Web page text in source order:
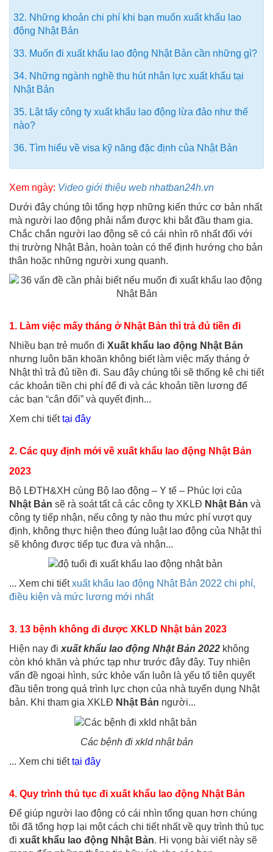
32. Những khoản chi phí khi bạn muốn xuất khẩu lao
động Nhật Bản
33. Muốn đi xuất khẩu lao động Nhật Bản cần những gì?
34. Những ngành nghề thu hút nhân lực xuất khẩu tại
Nhật Bản
35. Lật tẩy công ty xuất khẩu lao động lừa đảo như thế
nào?
36. Tìm hiểu về visa kỹ năng đặc định của Nhật Bản
Xem ngày: Video giới thiệu web nhatban24h.vn
Dưới đây chúng tôi tổng hợp những kiến thức cơ bản nhất
mà người lao động phải nắm được khi bắt đầu tham gia.
Chắc chắn người lao động sẽ có cái nhìn rõ nhất đối với
thị trường Nhật Bản, hoàn toàn có thể định hướng cho bản
thân hoặc những người xung quanh.
1. Làm việc mấy tháng ở Nhật Bản thì trả đủ tiền đi
Nhiều bạn trẻ muốn đi Xuất khẩu lao động Nhật Bản
nhưng luôn băn khoăn không biết làm việc mấy tháng ở
Nhật thì trả đủ tiền đi. Sau đây chúng tôi sẽ thống kê chi tiết
các khoản tiền chi phí để đi và các khoản tiền lương để
các bạn “cân đối” và quyết định...
Xem chi tiếttại đây
2. Các quy định mới về xuất khẩu lao động Nhật Bản
2023
Bộ LĐTH&XH cùng Bộ lao động – Y tế – Phúc lợi của
Nhật Bản sẽ rà soát tất cả các công ty XKLĐ Nhật Bản và
công ty tiếp nhận, nếu công ty nào thu mức phí vượt quy
định, không thực hiện theo đúng luật lao động của Nhật thì
sẽ không được tiếp tục đưa và nhận...
... Xem chi tiếtxuất khẩu lao động Nhật Bản 2022 chi phí,
điều kiện và mức lương mới nhất
3. 13 bệnh không đi được XKLD Nhật bản 2023
Hiện nay đi xuất khẩu lao động Nhật Bản 2022 không
còn khó khăn và phức tạp như trước đây đây. Tuy nhiên
vấn đề ngoại hình, sức khỏe vấn luôn là yếu tố tiên quyết
đầu tiên trong quá trình lực chọn của nhà tuyển dụng Nhật
bản. Khi tham gia XKLĐ Nhật Bản người...
Các bệnh đi xkld nhật bản
... Xem chi tiếttại đây
4. Quy trình thủ tục đi xuất khẩu lao động Nhật Bản
Để giúp người lao động có cái nhìn tổng quan hơn chúng
tôi đã tổng hợp lại một cách chi tiết nhất về quy trình thủ tục
đi xuất khẩu lao động Nhật Bản. Hi vọng bài viết này sẽ